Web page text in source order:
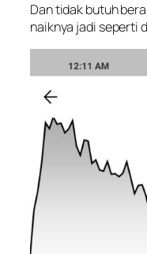
Dan tidak butuh
naiknya jadi seperti